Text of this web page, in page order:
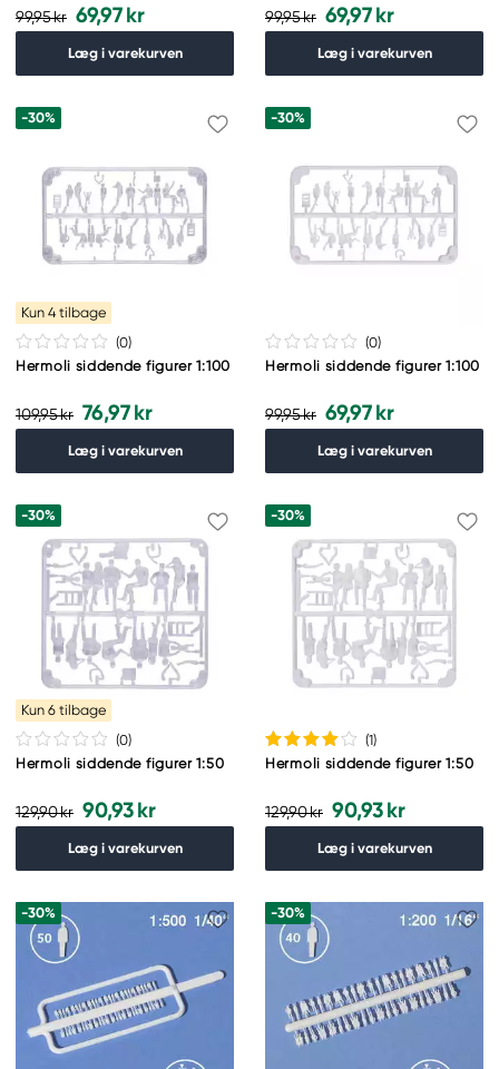
99,95 kr 69,97 kr
Læg i varekurven
99,95 kr 69,97 kr
Læg i varekurven
-30%
Kun 4 tilbage
(0)
Hermoli siddende figurer 1:100
109,95 kr 76,97 kr
Læg i varekurven
-30%
(0)
Hermoli siddende figurer 1:100
99,95 kr 69,97 kr
Læg i varekurven
-30%
Kun 6 tilbage
(0)
Hermoli siddende figurer 1:50
129,90 kr 90,93 kr
Læg i varekurven
-30%
(1)
Hermoli siddende figurer 1:50
129,90 kr 90,93 kr
Læg i varekurven
-30% -30%